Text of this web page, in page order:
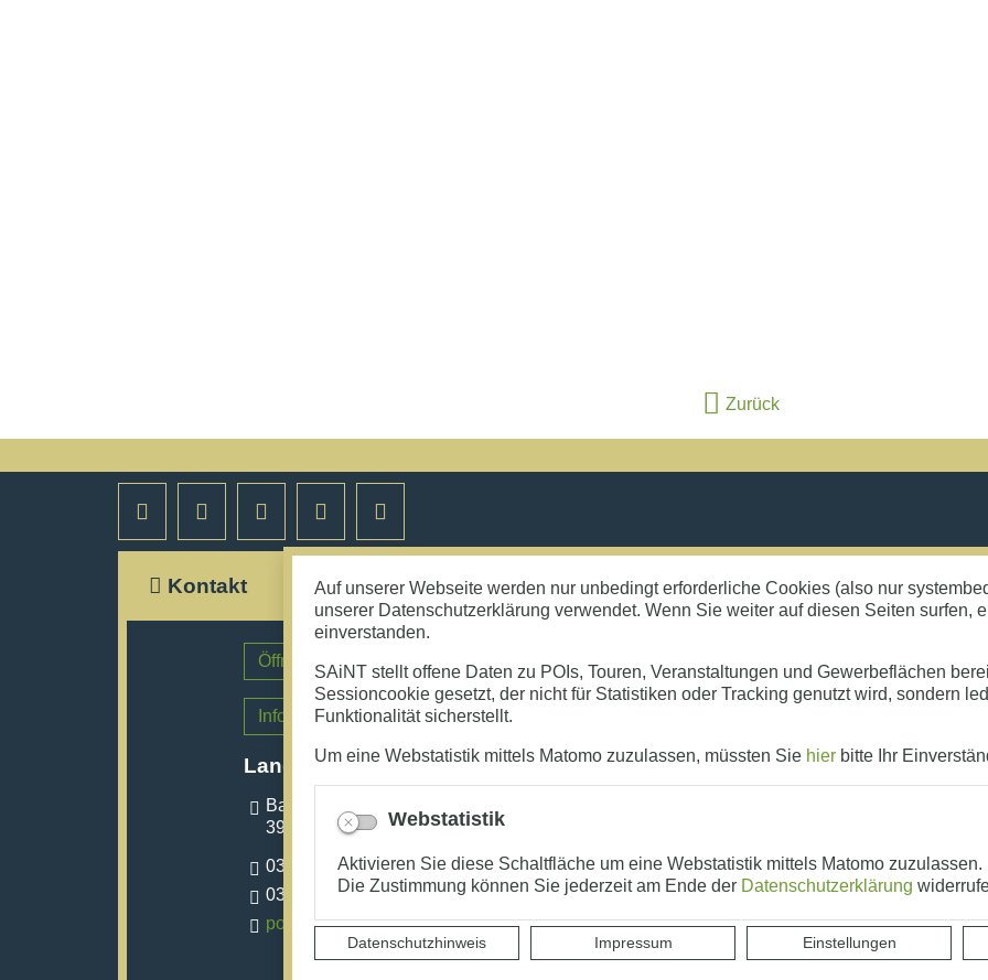
Auf unserer Webseite werden nur unbedingt erforderliche Cookies (also nur
unserer Datenschutzerklärung verwendet. Wenn Sie weiter auf diesen Seiten surfen,
einverstanden.
SAiNT stellt offene Daten zu POIs, Touren, Veranstaltungen und Gewerbeflächen
Sessioncookie gesetzt, der nicht für Statistiken oder Tracking genutzt wird, sondern
Funktionalität sicherstellt.
Um eine Webstatistik mittels Matomo zuzulassen, müssten Sie hier bitte Ihr
Webstatistik
Aktivieren Sie diese Schaltfläche um eine Webstatistik mittels Matomo zuzulassen.
Die Zustimmung können Sie jederzeit am Ende der Datenschutzerklärung
Datenschutzhinweis Impressum Einstellungen
backward
Zurück
Kontakt
Öffnungszeiten der Fachbereiche
Informationen zum Rechnungsversand
Landkreis Jerichower Land
Bahnhofstraße 9
39288 Burg
03921 949-0
03921 949-9000
post@lkjl.de